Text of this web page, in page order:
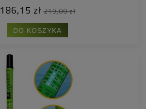
186,15 zł 219,00 zł
DO KOSZYKA